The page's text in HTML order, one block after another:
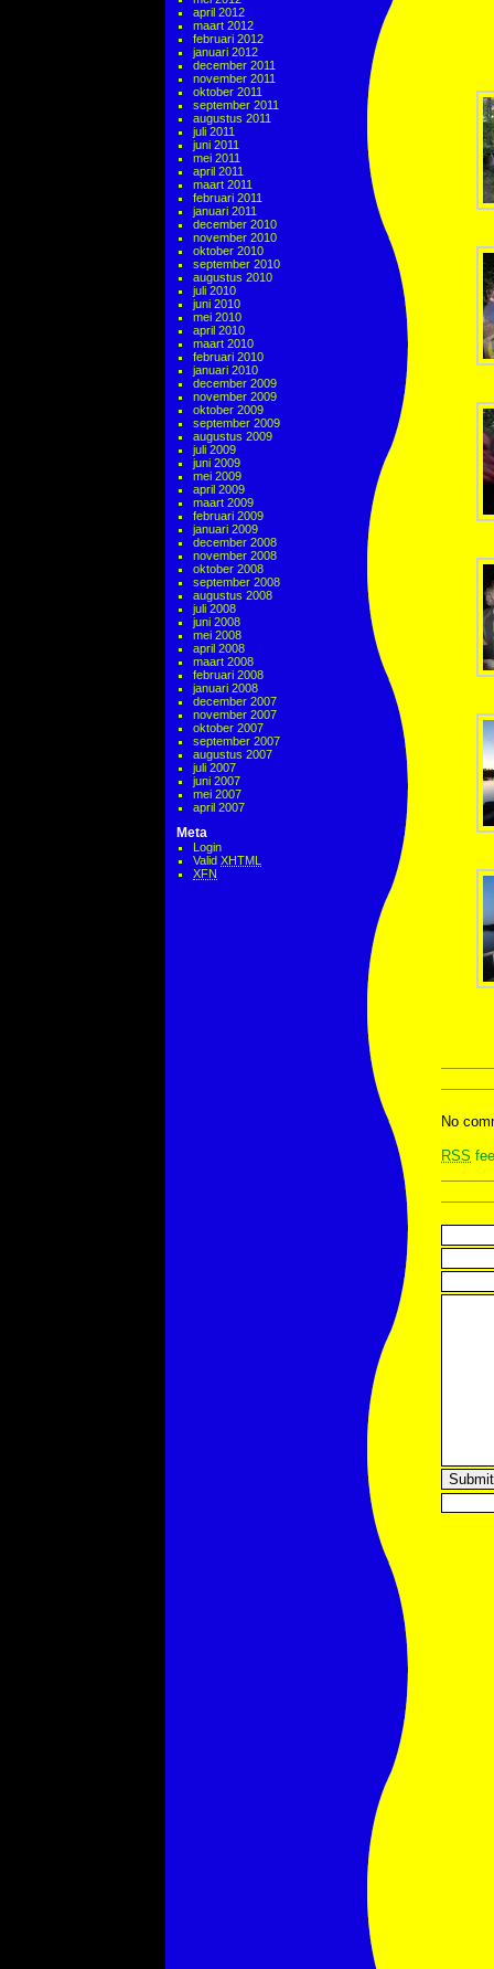
april 2012
maart 2012
februari 2012
januari 2012
december 2011
november 2011
oktober 2011
september 2011
augustus 2011
juli 2011
juni 2011
mei 2011
april 2011
maart 2011
februari 2011
januari 2011
december 2010
november 2010
oktober 2010
september 2010
augustus 2010
juli 2010
juni 2010
mei 2010
april 2010
maart 2010
februari 2010
januari 2010
december 2009
november 2009
oktober 2009
september 2009
augustus 2009
juli 2009
juni 2009
mei 2009
april 2009
maart 2009
februari 2009
januari 2009
december 2008
november 2008
oktober 2008
september 2008
augustus 2008
juli 2008
juni 2008
mei 2008
april 2008
maart 2008
februari 2008
januari 2008
december 2007
november 2007
oktober 2007
september 2007
augustus 2007
juli 2007
juni 2007
mei 2007
april 2007
Meta
Login
Valid XHTML
XFN
No
RSS